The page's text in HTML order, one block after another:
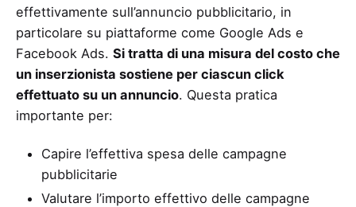
effettivamente sull’annuncio pubblicitario, in
particolare su piattaforme come Google Ads e
Facebook Ads. Si tratta di una misura del costo che
un inserzionista sostiene per ciascun click
effettuato su un annuncio. Questa pratica
importante per:
Capire l’effettiva spesa delle campagne
pubblicitarie
Valutare l’importo effettivo delle campagne